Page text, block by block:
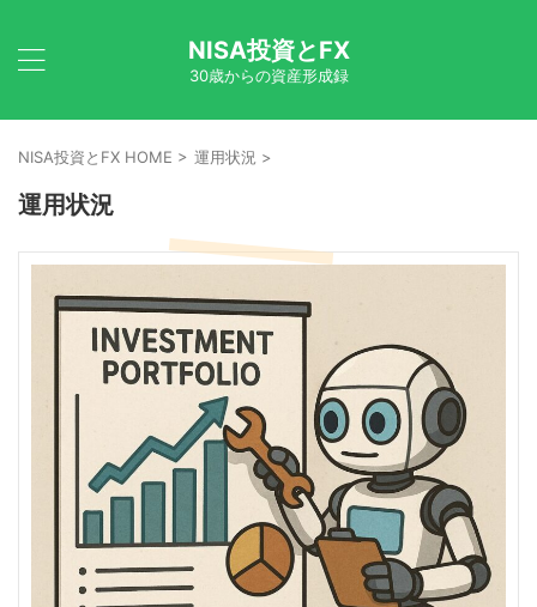
NISA投資とFX
30歳からの資産形成録
NISA投資とFX HOME > 運用状況 >
運用状況